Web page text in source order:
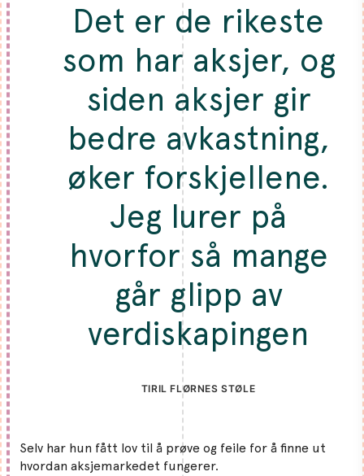
Det er de rikeste
som har aksjer, og
siden aksjer gir
bedre avkastning,
øker forskjellene.
Jeg lurer på
hvorfor så mange
går glipp av
verdiskapingen
TIRIL FLØRNES STØLE
Selv har hun fått lov til å prøve og feile for å finne ut
hvordan aksjemarkedet fungerer.